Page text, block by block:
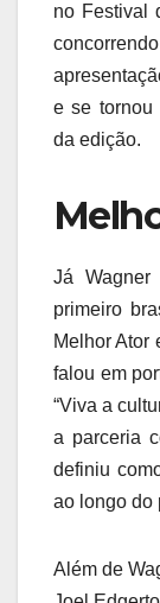
no Festival
e se tornou
da edição.
Já
primeiro
Melhor Ator
falou em
“Viva a
a parceria
definiu
ao longo do
Além de